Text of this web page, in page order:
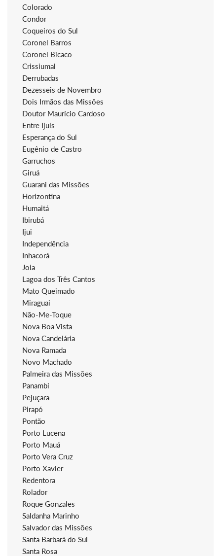
Colorado
Condor
Coqueiros do Sul
Coronel Barros
Coronel Bicaco
Crissiumal
Derrubadas
Dezesseis de Novembro
Dois Irmãos das Missões
Doutor Maurício Cardoso
Entre Ijuís
Esperança do Sul
Eugênio de Castro
Garruchos
Giruá
Guarani das Missões
Horizontina
Humaitá
Ibirubá
Ijui
Independência
Inhacorá
Joia
Lagoa dos Três Cantos
Mato Queimado
Miraguai
Não-Me-Toque
Nova Boa Vista
Nova Candelária
Nova Ramada
Novo Machado
Palmeira das Missões
Panambi
Pejuçara
Pirapó
Pontão
Porto Lucena
Porto Mauá
Porto Vera Cruz
Porto Xavier
Redentora
Rolador
Roque Gonzales
Saldanha Marinho
Salvador das Missões
Santa Barbará do Sul
Santa Rosa